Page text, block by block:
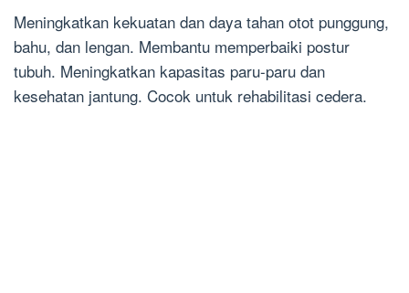
Meningkatkan kekuatan dan daya tahan otot punggung,
bahu, dan lengan. Membantu memperbaiki postur
tubuh. Meningkatkan kapasitas paru-paru dan
kesehatan jantung. Cocok untuk rehabilitasi cedera.